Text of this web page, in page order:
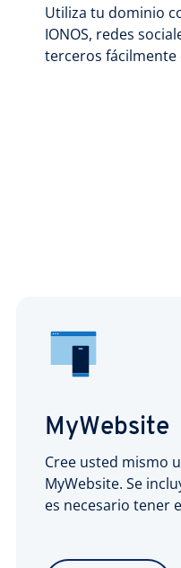
Utiliza tu dominio
IONOS, redes
terceros fácilmente
MyWebsite
Cree usted mismo
MyWebsite. Se
es necesario tener